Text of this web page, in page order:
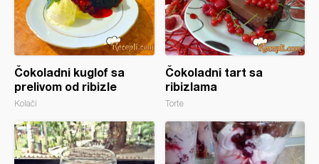
Čokoladni kuglof sa
prelivom od ribizle
Kolači
Čokoladni tart sa
ribizlama
Torte